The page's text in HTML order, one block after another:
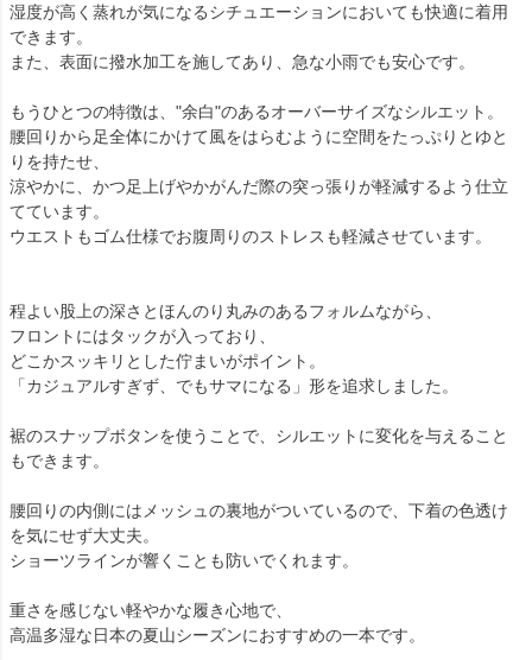
湿度が高く蒸れが気になるシチュエーションにおいても快適に着用
できます。
また、表面に撥水加工を施してあり、急な小雨でも安心です。
もうひとつの特徴は、"余白"のあるオーバーサイズなシルエット。
腰回りから足全体にかけて風をはらむように空間をたっぷりとゆと
りを持たせ、
涼やかに、かつ足上げやかがんだ際の突っ張りが軽減するよう仕立
てています。
ウエストもゴム仕様でお腹周りのストレスも軽減させています。
程よい股上の深さとほんのり丸みのあるフォルムながら、
フロントにはタックが入っており、
どこかスッキリとした佇まいがポイント。
「カジュアルすぎず、でもサマになる」形を追求しました。
裾のスナップボタンを使うことで、シルエットに変化を与えること
もできます。
腰回りの内側にはメッシュの裏地がついているので、下着の色透け
を気にせず大丈夫。
ショーツラインが響くことも防いでくれます。
重さを感じない軽やかな履き心地で、
高温多湿な日本の夏山シーズンにおすすめの一本です。